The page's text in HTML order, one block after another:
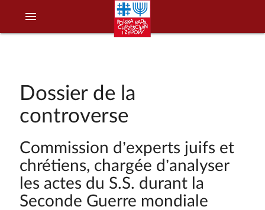
menu
Dossier de la
controverse
Commission d’experts juifs et
chrétiens, chargée d’analyser
les actes du S.S. durant la
Seconde Guerre mondiale